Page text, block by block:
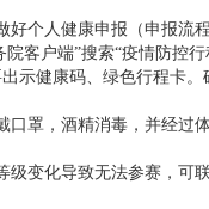
好个人健康申报（申报
客户端”搜索“疫情防控
示健康码、绿色行程卡
口罩，酒精消毒，并经过
变化导致无法参赛，可